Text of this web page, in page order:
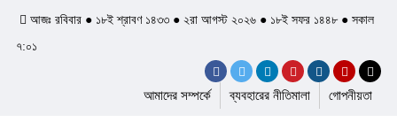
আজঃ রবিবার ● ১৮ই শ্রাবণ ১৪৩৩ ● ২রা আগস্ট ২০২৬ ● ১৮ই সফর ১৪৪৮ ● সকাল
৭:০১
আমাদের সম্পর্কে ব্যবহারের নীতিমালা গোপনীয়তা